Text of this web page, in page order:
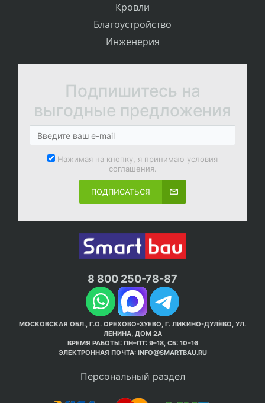
Кровли
Благоустройство
Инженерия
Подпишитесь на
выгодные предложения
Нажимая на кнопку, я принимаю условия
соглашения.
ПОДПИСАТЬСЯ
8 800 250-78-87
МОСКОВСКАЯ ОБЛ., Г.О. ОРЕХОВО-ЗУЕВО, Г. ЛИКИНО-ДУЛЁВО, УЛ.
ЛЕНИНА, ДОМ 2А
ВРЕМЯ РАБОТЫ: ПН–ПТ: 9–18, СБ: 10–16
ЭЛЕКТРОННАЯ ПОЧТА: INFO@SMARTBAU.RU
Персональный раздел